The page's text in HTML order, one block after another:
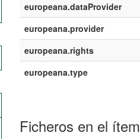
europeana.dataProvider
europeana.provider
europeana.rights
europeana.type
Ficheros en el ítem